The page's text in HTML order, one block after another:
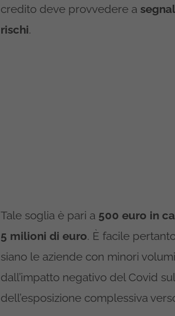
credito deve provvedere a
rischi.
Tale soglia è pari a 500 euro in
5 milioni di euro. È facile
siano le aziende con minori
dall’impatto negativo del Covid
dell’esposizione complessiva